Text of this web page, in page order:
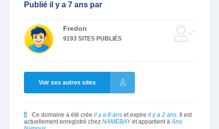
Publié il y a 7 ans par
Fredon
9193 SITES PUBLIÉS
Voir ses autres sites
Ce domaine a été crée il y a 8 anset expire il y a 2 ans. Il est
actuellement enregistré chez NAMEBAYet appartient àAno